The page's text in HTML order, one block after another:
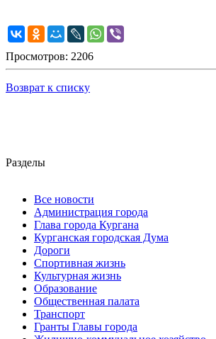
Просмотров: 2206
Возврат к списку
Разделы
Все новости
Администрация города
Глава города Кургана
Курганская городская Дума
Дороги
Спортивная жизнь
Культурная жизнь
Образование
Общественная палата
Транспорт
Гранты Главы города